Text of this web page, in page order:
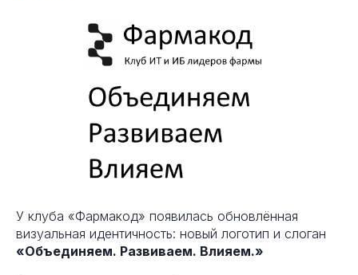
У клуба «Фармакод» появилась обновлённая
визуальная идентичность: новый логотип и слоган
«Объединяем. Развиваем. Влияем.»